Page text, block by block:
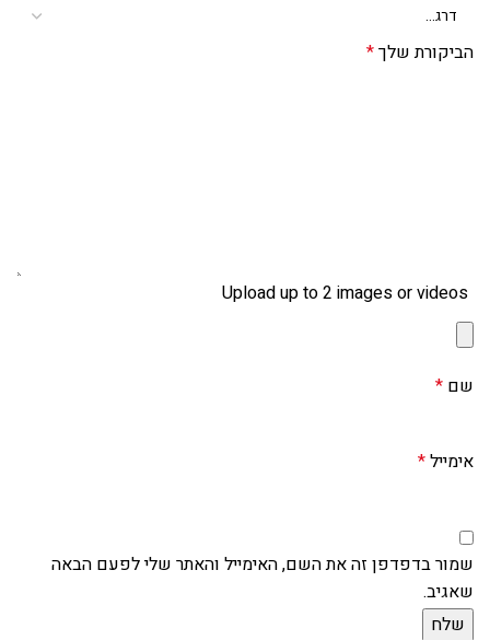
הביקורת שלך*
Upload up to 2 images or videos
שם *
אימייל*
שמור בדפדפן זה את השם, האימייל והאתר שלי לפעם הבאה
שאגיב.